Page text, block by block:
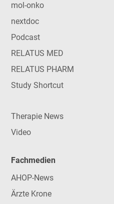
mol-onko
nextdoc
Podcast
RELATUS MED
RELATUS PHARM
Study Shortcut
Therapie News
Video
Fachmedien
AHOP-News
Ärzte Krone